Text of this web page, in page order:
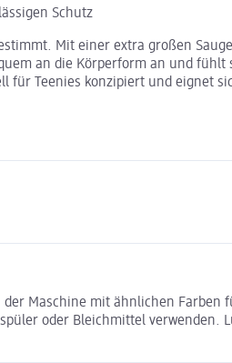
Schutz
Mit einer extra großen
an die Körperform an und fühlt
für Teenies konzipiert und eignet
der Maschine mit ähnlichen
oder Bleichmittel verwenden.